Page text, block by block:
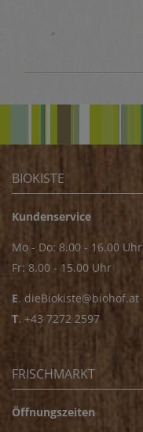
BIOKISTE
Kundenservice
Mo - Do: 8.00 - 16.00 Uhr
Fr: 8.00 - 15.00 Uhr
E. dieBiokiste@biohof.at
T. +43 7272 2597
FRISCHMARKT
Öffnungszeiten